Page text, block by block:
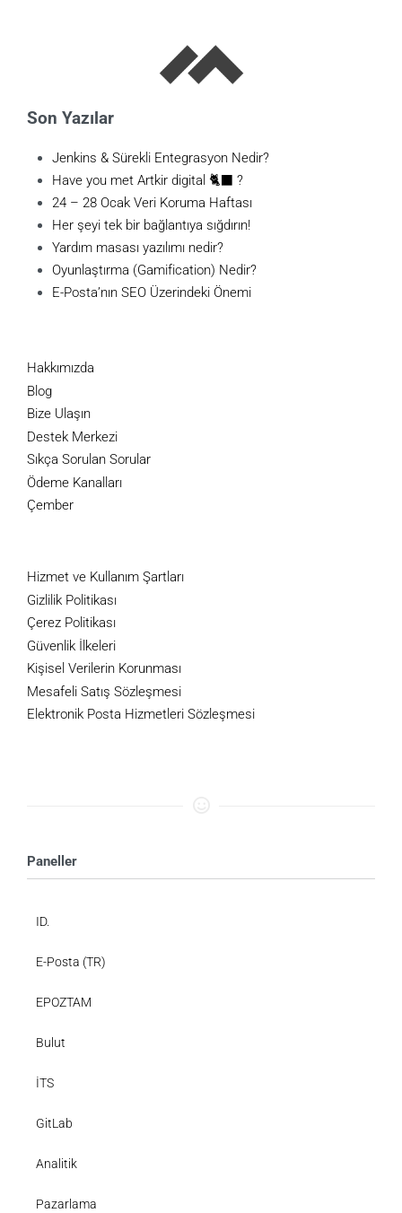
Son Yazılar
Jenkins & Sürekli Entegrasyon Nedir?
Have you met Artkir digital 🐈‍⬛ ?
24 – 28 Ocak Veri Koruma Haftası
Her şeyi tek bir bağlantıya sığdırın!
Yardım masası yazılımı nedir?
Oyunlaştırma (Gamification) Nedir?
E-Posta’nın SEO Üzerindeki Önemi
Hakkımızda
Blog
Bize Ulaşın
Destek Merkezi
Sıkça Sorulan Sorular
Ödeme Kanalları
Çember
Hizmet ve Kullanım Şartları
Gizlilik Politikası
Çerez Politikası
Güvenlik İlkeleri
Kişisel Verilerin Korunması
Mesafeli Satış Sözleşmesi
Elektronik Posta Hizmetleri Sözleşmesi
Paneller
ID.
E-Posta (TR)
EPOZTAM
Bulut
İTS
GitLab
Analitik
Pazarlama